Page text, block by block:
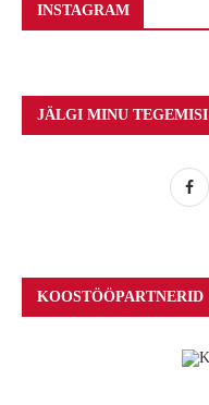
INSTAGRAM
JÄLGI MINU TEGEMISI
KOOSTÖÖPARTNERID